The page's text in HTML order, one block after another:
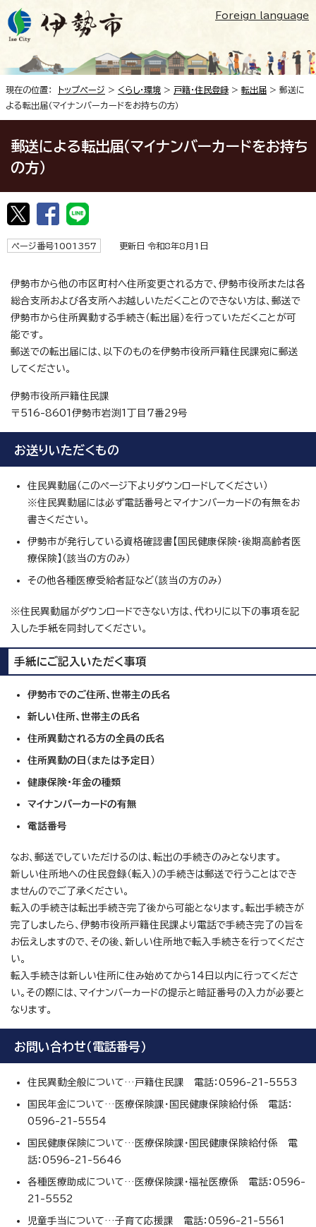
Foreign language
現在の位置： トップページ > くらし・環境 > 戸籍・住民登録 > 転出届 > 郵送に
よる転出届（マイナンバーカードをお持ちの方）
郵送による転出届（マイナンバーカードをお持ち
の方）
ページ番号1001357 更新日 令和8年8月1日
伊勢市から他の市区町村へ住所変更される方で、伊勢市役所または各
総合支所および各支所へお越しいただくことのできない方は、郵送で
伊勢市から住所異動する手続き（転出届）を行っていただくことが可
能です。
郵送での転出届には、以下のものを伊勢市役所戸籍住民課宛に郵送
してください。
伊勢市役所戸籍住民課
〒516-8601伊勢市岩渕1丁目7番29号
お送りいただくもの
住民異動届（このページ下よりダウンロードしてください）
※住民異動届には必ず電話番号とマイナンバーカードの有無をお
書きください。
伊勢市が発行している資格確認書【国民健康保険・後期高齢者医
療保険】（該当の方のみ）
その他各種医療受給者証など（該当の方のみ）
※住民異動届がダウンロードできない方は、代わりに以下の事項を記
入した手紙を同封してください。
手紙にご記入いただく事項
伊勢市でのご住所、世帯主の氏名
新しい住所、世帯主の氏名
住所異動される方の全員の氏名
住所異動の日（または予定日）
健康保険・年金の種類
マイナンバーカードの有無
電話番号
なお、郵送でしていただけるのは、転出の手続きのみとなります。
新しい住所地への住民登録（転入）の手続きは郵送で行うことはでき
ませんのでご了承ください。
転入の手続きは転出手続き完了後から可能となります。転出手続きが
完了しましたら、伊勢市役所戸籍住民課より電話で手続き完了の旨を
お伝えしますので、その後、新しい住所地で転入手続きを行ってくださ
い。
転入手続きは新しい住所に住み始めてから14日以内に行ってくださ
い。その際には、マイナンバーカードの提示と暗証番号の入力が必要と
なります。
お問い合わせ（電話番号）
住民異動全般について…戸籍住民課 電話：0596-21-5553
国民年金について…医療保険課・国民健康保険給付係 電話：
0596-21-5554
国民健康保険について…医療保険課・国民健康保険給付係 電
話：0596-21-5646
各種医療助成について…医療保険課・福祉医療係 電話：0596-
21-5552
児童手当について…子育て応援課 電話：0596-21-5561